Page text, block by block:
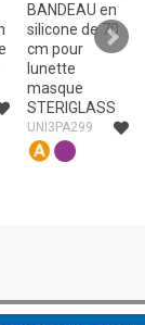
BANDEAU en
silicone de 70
cm pour
lunette
masque
STERIGLASS
UNI3PA299